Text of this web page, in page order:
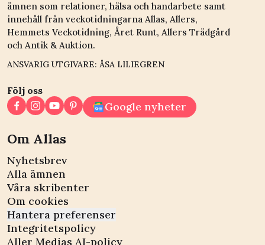
ämnen som relationer, hälsa och handarbete samt
innehåll från veckotidningarna Allas, Allers,
Hemmets Veckotidning, Året Runt, Allers Trädgård
och Antik & Auktion.
ANSVARIG UTGIVARE: ÅSA LILIEGREN
Följ oss
Google nyheter
Om Allas
Nyhetsbrev
Alla ämnen
Våra skribenter
Om cookies
Hantera preferenser
Integritetspolicy
Aller Medias AI-policy